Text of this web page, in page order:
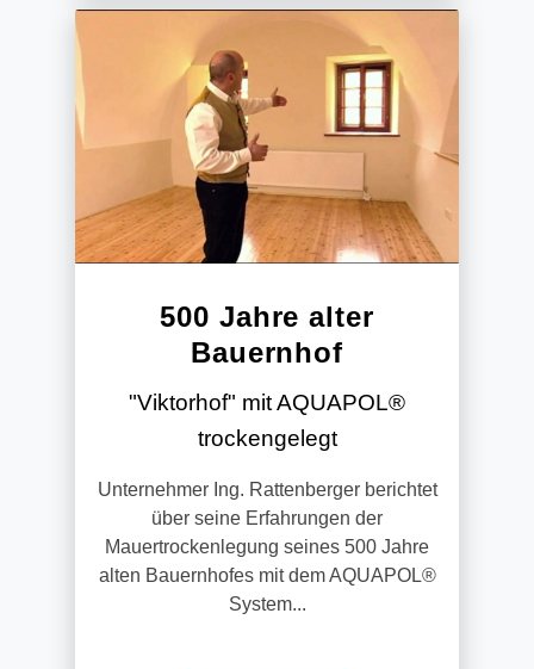
500 Jahre alter
Bauernhof
"Viktorhof" mit AQUAPOL®
trockengelegt
Unternehmer Ing. Rattenberger berichtet
über seine Erfahrungen der
Mauertrockenlegung seines 500 Jahre
alten Bauernhofes mit dem AQUAPOL®
System...